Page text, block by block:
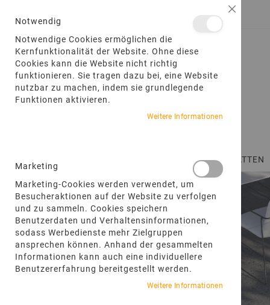
ZUMANMELDEN
TERRASSENPLATTEN
Notwendig
Notwendige Cookies ermöglichen die
Kernfunktionalität der Website. Ohne diese
Cookies kann die Website nicht richtig
funktionieren. Sie tragen dazu bei, eine Website
nutzbar zu machen, indem sie grundlegende
Funktionen aktivieren.
Weitere Informationen
Marketing
Marketing-Cookies werden verwendet, um
Besucheraktionen auf der Website zu verfolgen
und zu sammeln. Cookies speichern
Benutzerdaten und Verhaltensinformationen,
sodass Werbedienste mehr Zielgruppen
ansprechen können. Anhand der gesammelten
Informationen kann auch eine individuellere
Benutzererfahrung bereitgestellt werden.
Weitere Informationen